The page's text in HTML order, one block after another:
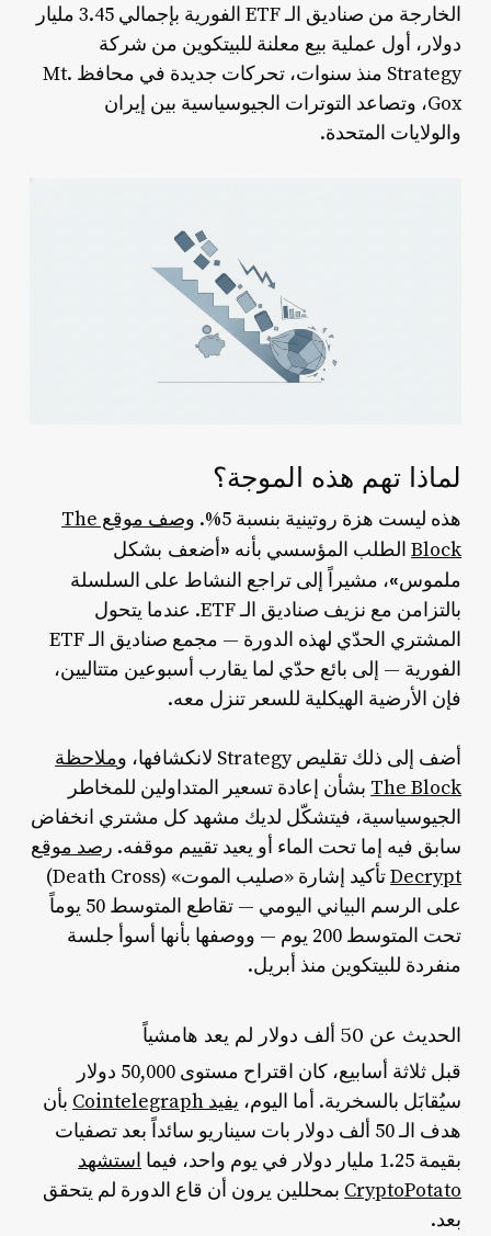
الخارجة من صناديق الـ ETF الفورية بإجمالي 3.45 مليار
دولار، أول عملية بيع معلنة للبيتكوين من شركة
Strategy منذ سنوات، تحركات جديدة في محافظ Mt.
Gox، وتصاعد التوترات الجيوسياسية بين إيران
والولايات المتحدة.
لماذا تهم هذه الموجة؟
هذه ليست هزة روتينية بنسبة 5%.
وصف موقع The
Blockالطلب المؤسسي بأنه «أضعف بشكل
ملموس»، مشيراً إلى تراجع النشاط على السلسلة
بالتزامن مع نزيف صناديق الـ ETF. عندما يتحول
المشتري الحدّي لهذه الدورة — مجمع صناديق الـ ETF
الفورية — إلى بائع حدّي لما يقارب أسبوعين متتاليين،
فإن الأرضية الهيكلية للسعر تنزل معه.
أضف إلى ذلك تقليص Strategy لانكشافها، و
ملاحظة
The Block بشأن إعادة تسعير المتداولين للمخاطر
الجيوسياسية، فيتشكّل لديك مشهد كل مشتري انخفاض
سابق فيه إما تحت الماء أو يعيد تقييم موقفه. رصد موقع
Decrypt
تأكيد إشارة «صليب الموت» (Death Cross)
على الرسم البياني اليومي — تقاطع المتوسط 50 يوماً
تحت المتوسط 200 يوم — ووصفها بأنها أسوأ جلسة
منفردة للبيتكوين منذ أبريل.
الحديث عن 50 ألف دولار لم يعد هامشياً
قبل ثلاثة أسابيع، كان اقتراح مستوى 50,000 دولار
سيُقابَل بالسخرية. أما اليوم، يفيد Cointelegraph
بأن
هدف الـ 50 ألف دولار بات سيناريو سائداً بعد تصفيات
بقيمة 1.25 مليار دولار في يوم واحد، فيما
استشهد
CryptoPotato بمحللين يرون أن قاع الدورة لم يتحقق
بعد.